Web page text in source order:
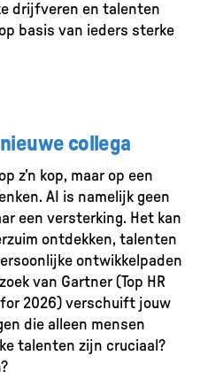
drijfveren en talenten
basis van ieders sterke
collega
z’n kop, maar op een
AI is namelijk geen
een versterking. Het kan
ontdekken, talenten
ontwikkelpaden
van Gartner (Top HR
for 2026) verschuift jouw
die alleen mensen
talenten zijn cruciaal?